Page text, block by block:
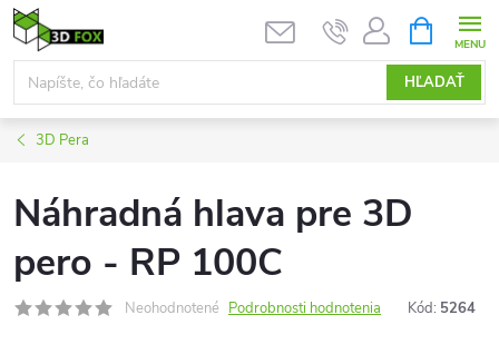
Prejsť
na
obsah
HĽADAŤ
KOŠÍK
3D Pera
Náhradná hlava pre 3D
pero - RP 100C
Neohodnotené Podrobnosti hodnotenia Kód: 5264